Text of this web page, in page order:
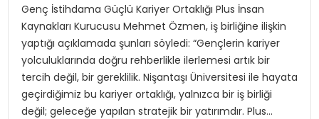
SIYASET
SPOR
TEKNOLOJI
Genç İstihdama Güçlü Kariyer Ortaklığı Plus İnsan
Kaynakları Kurucusu Mehmet Özmen, iş birliğine ilişkin
yaptığı açıklamada şunları söyledi: “Gençlerin kariyer
yolculuklarında doğru rehberlikle ilerlemesi artık bir
tercih değil, bir gereklilik. Nişantaşı Üniversitesi ile hayata
geçirdiğimiz bu kariyer ortaklığı, yalnızca bir iş birliği
değil; geleceğe yapılan stratejik bir yatırımdır. Plus…